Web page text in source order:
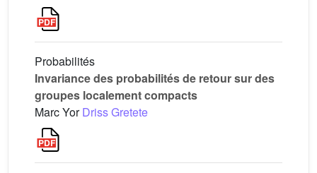
Probabilités
Invariance des probabilités de retour sur des
groupes localement compacts
Marc YorDriss Gretete